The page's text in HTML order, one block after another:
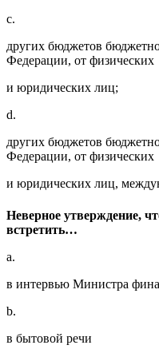
c.
других бюджетов
Федерации, от физических
и юридических лиц;
d.
других бюджетов
Федерации, от физических
и юридических лиц,
Неверное утверждение,
встретить…
a.
в интервью Министра
b.
в бытовой речи